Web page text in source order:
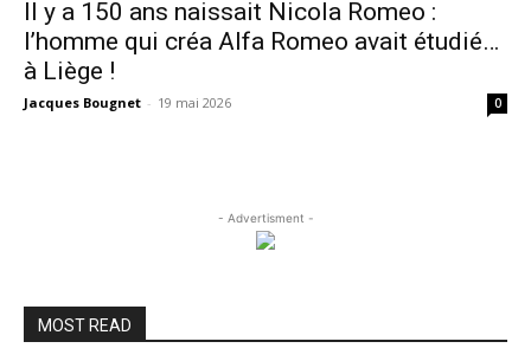
Il y a 150 ans naissait Nicola Romeo :
l’homme qui créa Alfa Romeo avait étudié…
à Liège !
Jacques Bougnet - 19 mai 2026 0
- Advertisment -
MOST READ